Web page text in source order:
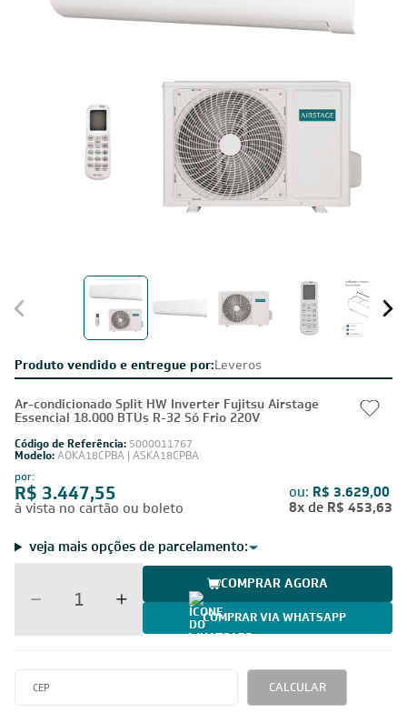
Produto vendido e entregue por:Leveros
Ar-condicionado Split HW Inverter Fujitsu Airstage
Essencial 18.000 BTUs R-32 Só Frio 220V
Código de Referência: 5000011767
Modelo:AOKA18CPBA | ASKA18CPBA
por:
R$ 3.447,55
à vista no cartão ou boleto
ou: R$ 3.629,00
8x de R$ 453,63
veja mais opções de parcelamento:
COMPRAR AGORA
COMPRAR VIA WHATSAPP
CALCULAR